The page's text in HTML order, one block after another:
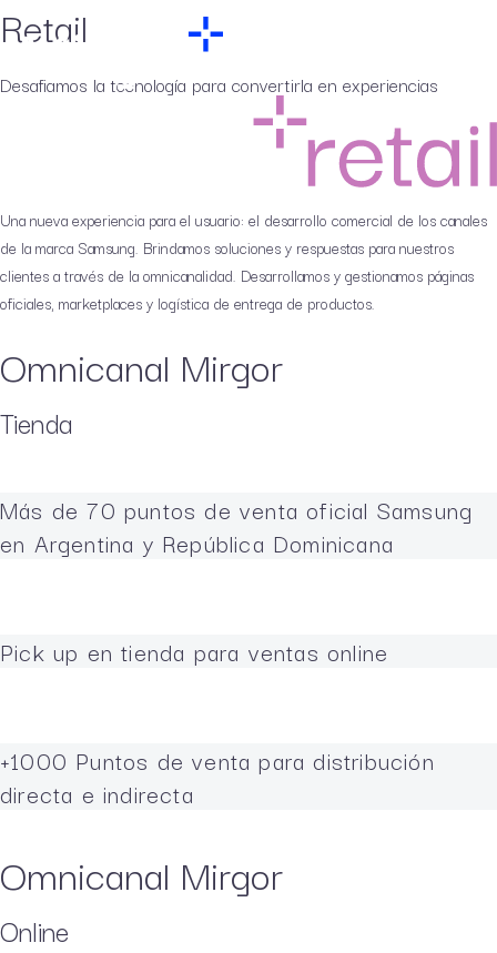
Retail
Desafiamos la tecnología para convertirla en experiencias
Una nueva experiencia para el usuario: el desarrollo comercial de los canales
de la marca Samsung. Brindamos soluciones y respuestas para nuestros
clientes a través de la omnicanalidad. Desarrollamos y gestionamos páginas
oficiales, marketplaces y logística de entrega de productos.
Omnicanal Mirgor
Tienda
Más de 70 puntos de venta oficial Samsung
en Argentina y República Dominicana
Pick up en tienda para ventas online
+1000 Puntos de venta para distribución
directa e indirecta
Omnicanal Mirgor
Online